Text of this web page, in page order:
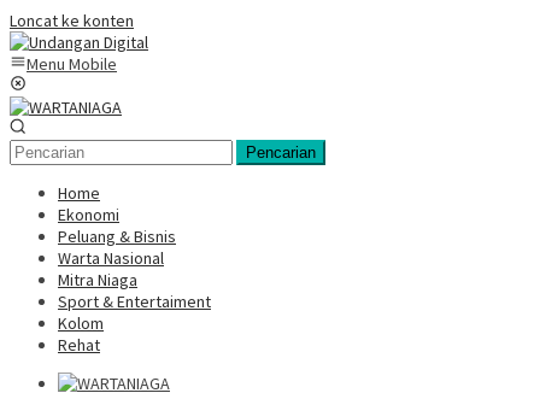
Loncat ke konten
Menu Mobile
Pencarian
Home
Ekonomi
Peluang & Bisnis
Warta Nasional
Mitra Niaga
Sport & Entertaiment
Kolom
Rehat